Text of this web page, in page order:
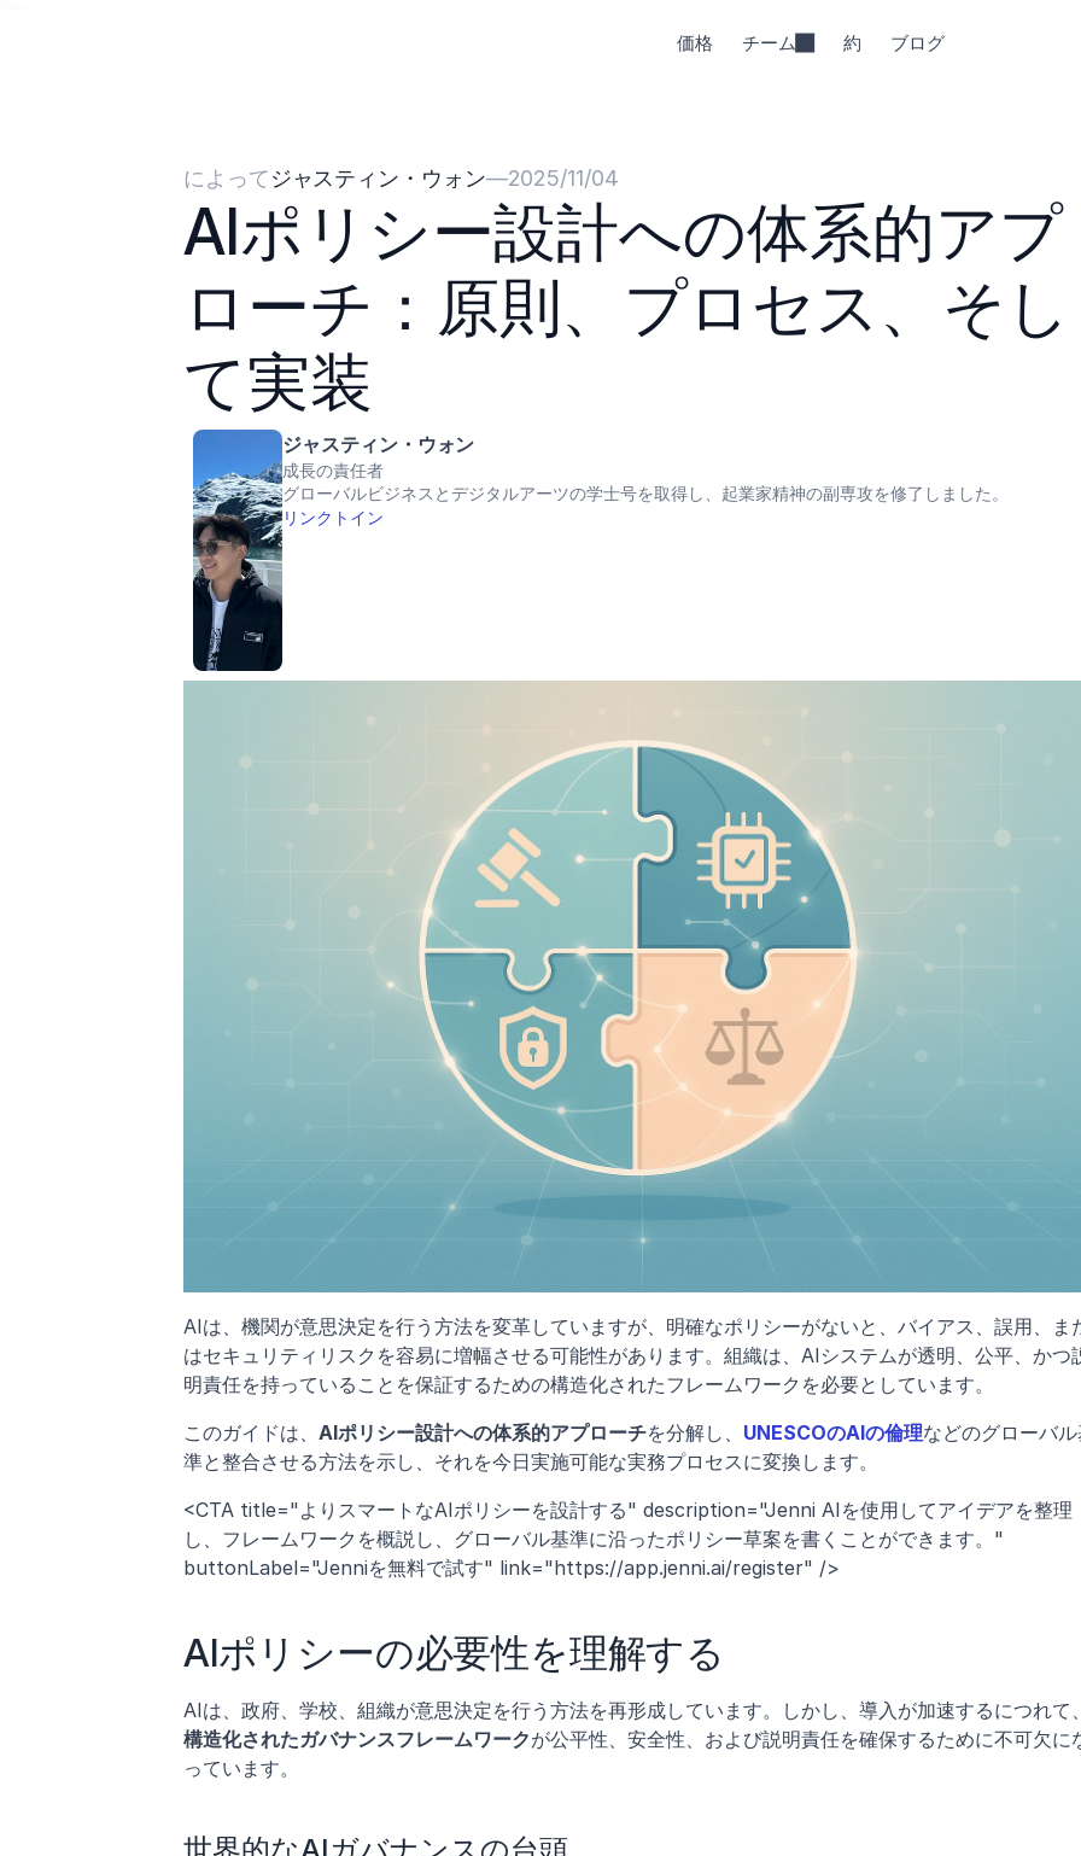
価格 チーム 約 ブログ
によってジャスティン・ウォン—2025/11/04
AIポリシー設計への体系的アプ
ローチ：原則、プロセス、そし
て実装
ジャスティン・ウォン
成長の責任者
グローバルビジネスとデジタルアーツの学士号を取得し、起業家精神の副専攻を修了しました。
リンクトイン
AIは、機関が意思決定を行う方法を変革していますが、明確なポリシーがないと、バイアス、誤用、ま
はセキュリティリスクを容易に増幅させる可能性があります。組織は、AIシステムが透明、公平、かつ
明責任を持っていることを保証するための構造化されたフレームワークを必要としています。
このガイドは、 AIポリシー設計への体系的アプローチを分解し、 UNESCOのAIの倫理などのグローバ
準と整合させる方法を示し、それを今日実施可能な実務プロセスに変換します。
<CTA title="よりスマートなAIポリシーを設計する" description="Jenni AIを使用してアイデアを整理
し、フレームワークを概説し、グローバル基準に沿ったポリシー草案を書くことができます。"
buttonLabel="Jenniを無料で試す" link="https://app.jenni.ai/register" />
AIポリシーの必要性を理解する
AIは、政府、学校、組織が意思決定を行う方法を再形成しています。しかし、導入が加速するにつれて
構造化されたガバナンスフレームワークが公平性、安全性、および説明責任を確保するために不可欠に
っています。
世界的なAIガバナンスの台頭